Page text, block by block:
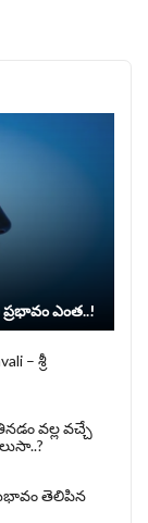
ఎంత..!
– శ్రీ
వ‌ల్ల వచ్చే
తెలిపిన